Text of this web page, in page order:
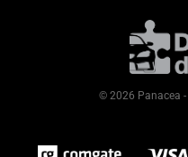
© 2026 Panacea